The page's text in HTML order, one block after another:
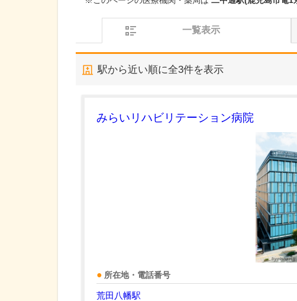
一覧表示
駅から近い順に全3件を表示
みらいリハビリテーション病院
所在地・電話番号
荒田八幡駅